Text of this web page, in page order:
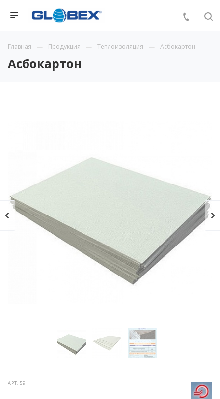
Главная Продукция Теплоизоляция Асбокартон
Асбокартон
АРТ. 59